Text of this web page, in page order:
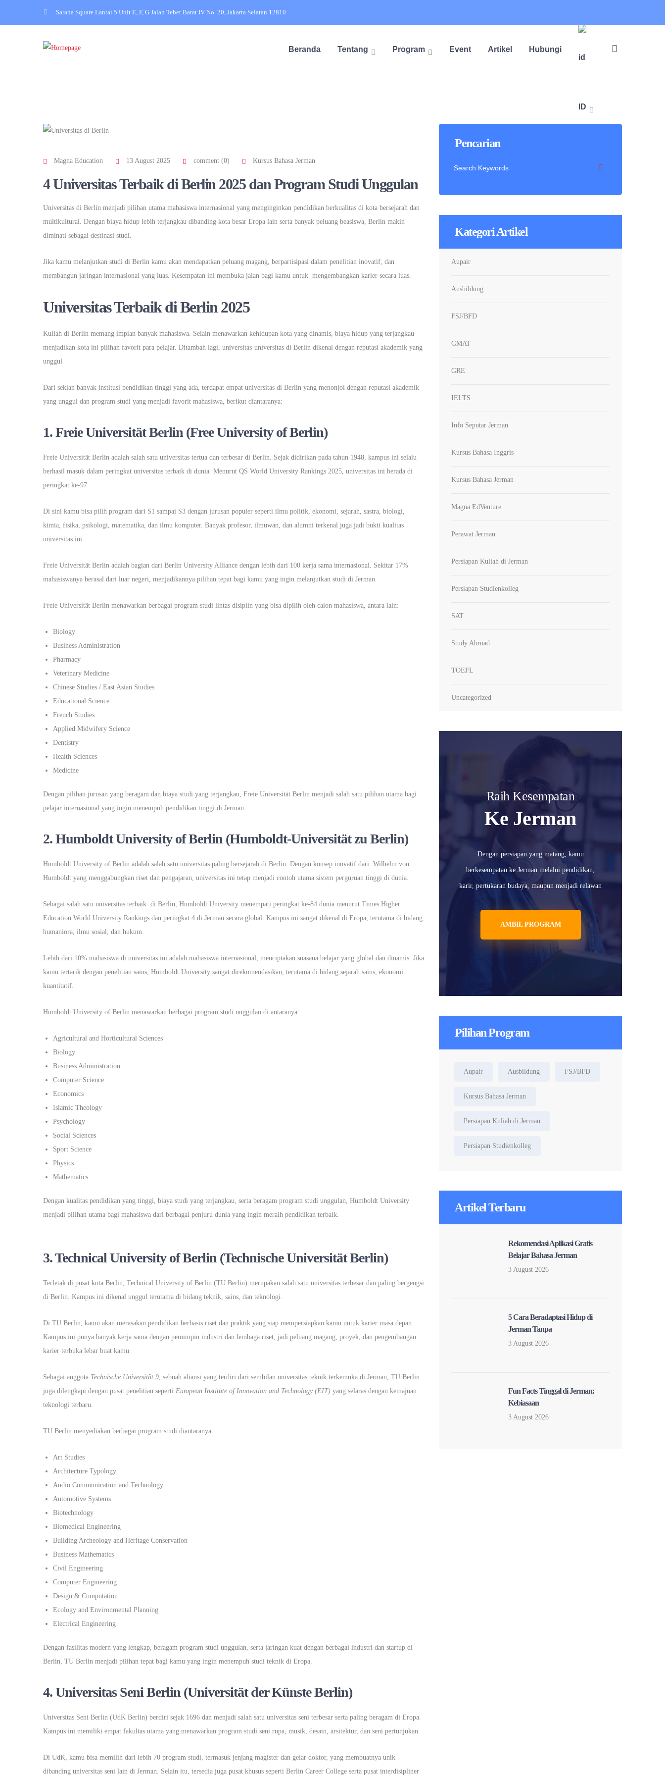
Sarana Square Lantai 5 Unit E, F, G Jalan Tebet Barat IV No. 20, Jakarta Selatan 12810
Beranda Tentang Program Event Artikel Hubungi
ID
Magna Education 13 August 2025 comment (0) Kursus Bahasa Jerman
4 Universitas Terbaik di Berlin 2025 dan Program Studi Unggulan
Universitas di Berlin menjadi pilihan utama mahasiswa internasional yang menginginkan pendidikan berkualitas di kota bersejarah dan
multikultural. Dengan biaya hidup lebih terjangkau dibanding kota besar Eropa lain serta banyak peluang beasiswa, Berlin makin
diminati sebagai destinasi studi.
Jika kamu melanjutkan studi di Berlin kamu akan mendapatkan peluang magang, berpartisipasi dalam penelitian inovatif, dan
membangun jaringan internasional yang luas. Kesempatan ini membuka jalan bagi kamu untuk mengembangkan karier secara luas.
Universitas Terbaik di Berlin 2025
Kuliah di Berlin memang impian banyak mahasiswa. Selain menawarkan kehidupan kota yang dinamis, biaya hidup yang terjangkau
menjadikan kota ini pilihan favorit para pelajar. Ditambah lagi, universitas-universitas di Berlin dikenal dengan reputasi akademik yang
unggul
Dari sekian banyak institusi pendidikan tinggi yang ada, terdapat empat universitas di Berlin yang menonjol dengan reputasi akademik
yang unggul dan program studi yang menjadi favorit mahasiswa, berikut diantaranya:
1. Freie Universität Berlin (Free University of Berlin)
Freie Universität Berlin adalah salah satu universitas tertua dan terbesar di Berlin. Sejak didirikan pada tahun 1948, kampus ini selalu
berhasil masuk dalam peringkat universitas terbaik di dunia. Menurut QS World University Rankings 2025, universitas ini berada di
peringkat ke-97.
Di sini kamu bisa pilih program dari S1 sampai S3 dengan jurusan populer seperti ilmu politik, ekonomi, sejarah, sastra, biologi,
kimia, fisika, psikologi, matematika, dan ilmu komputer. Banyak profesor, ilmuwan, dan alumni terkenal juga jadi bukti kualitas
universitas ini.
Freie Universität Berlin adalah bagian dari Berlin University Alliance dengan lebih dari 100 kerja sama internasional. Sekitar 17%
mahasiswanya berasal dari luar negeri, menjadikannya pilihan tepat bagi kamu yang ingin melanjutkan studi di Jerman.
Freie Universität Berlin menawarkan berbagai program studi lintas disiplin yang bisa dipilih oleh calon mahasiswa, antara lain:
Biology
Business Administration
Pharmacy
Veterinary Medicine
Chinese Studies / East Asian Studies
Educational Science
French Studies
Applied Midwifery Science
Dentistry
Health Sciences
Medicine
Dengan pilihan jurusan yang beragam dan biaya studi yang terjangkau, Freie Universität Berlin menjadi salah satu pilihan utama bagi
pelajar internasional yang ingin menempuh pendidikan tinggi di Jerman.
2. Humboldt University of Berlin (Humboldt-Universität zu Berlin)
Humboldt University of Berlin adalah salah satu universitas paling bersejarah di Berlin. Dengan konsep inovatif dari Wilhelm von
Humboldt yang menggabungkan riset dan pengajaran, universitas ini tetap menjadi contoh utama sistem perguruan tinggi di dunia.
Sebagai salah satu universitas terbaik di Berlin, Humboldt University menempati peringkat ke-84 dunia menurut Times Higher
Education World University Rankings dan peringkat 4 di Jerman secara global. Kampus ini sangat dikenal di Eropa, terutama di bidang
humaniora, ilmu sosial, dan hukum.
Lebih dari 10% mahasiswa di universitas ini adalah mahasiswa internasional, menciptakan suasana belajar yang global dan dinamis. Jika
kamu tertarik dengan penelitian sains, Humboldt University sangat direkomendasikan, terutama di bidang sejarah sains, ekonomi
kuantitatif.
Humboldt University of Berlin menawarkan berbagai program studi unggulan di antaranya:
Agricultural and Horticultural Sciences
Biology
Business Administration
Computer Science
Economics
Islamic Theology
Psychology
Social Sciences
Sport Science
Physics
Mathematics
Dengan kualitas pendidikan yang tinggi, biaya studi yang terjangkau, serta beragam program studi unggulan, Humboldt University
menjadi pilihan utama bagi mahasiswa dari berbagai penjuru dunia yang ingin meraih pendidikan terbaik.
3. Technical University of Berlin (Technische Universität Berlin)
Terletak di pusat kota Berlin, Technical University of Berlin (TU Berlin) merupakan salah satu universitas terbesar dan paling bergengsi
di Berlin. Kampus ini dikenal unggul terutama di bidang teknik, sains, dan teknologi.
Di TU Berlin, kamu akan merasakan pendidikan berbasis riset dan praktik yang siap mempersiapkan kamu untuk karier masa depan.
Kampus ini punya banyak kerja sama dengan pemimpin industri dan lembaga riset, jadi peluang magang, proyek, dan pengembangan
karier terbuka lebar buat kamu.
Sebagai anggota Technische Universität 9, sebuah aliansi yang terdiri dari sembilan universitas teknik terkemuka di Jerman, TU Berlin
juga dilengkapi dengan pusat penelitian seperti European Institute of Innovation and Technology (EIT) yang selaras dengan kemajuan
teknologi terbaru.
TU Berlin menyediakan berbagai program studi diantaranya:
Art Studies
Architecture Typology
Audio Communication and Technology
Automotive Systems
Biotechnology
Biomedical Engineering
Building Archeology and Heritage Conservation
Business Mathematics
Civil Engineering
Computer Engineering
Design & Computation
Ecology and Environmental Planning
Electrical Engineering
Dengan fasilitas modern yang lengkap, beragam program studi unggulan, serta jaringan kuat dengan berbagai industri dan startup di
Berlin, TU Berlin menjadi pilihan tepat bagi kamu yang ingin menempuh studi teknik di Eropa.
4. Universitas Seni Berlin (Universität der Künste Berlin)
Universitas Seni Berlin (UdK Berlin) berdiri sejak 1696 dan menjadi salah satu universitas seni terbesar serta paling beragam di Eropa.
Kampus ini memiliki empat fakultas utama yang menawarkan program studi seni rupa, musik, desain, arsitektur, dan seni pertunjukan.
Di UdK, kamu bisa memilih dari lebih 70 program studi, termasuk jenjang magister dan gelar doktor, yang membuatnya unik
dibanding universitas seni lain di Jerman. Selain itu, tersedia juga pusat khusus seperti Berlin Career College serta pusat interdisipliner
Pencarian
Kategori Artikel
Aupair
Ausbildung
FSJ/BFD
GMAT
GRE
IELTS
Info Seputar Jerman
Kursus Bahasa Inggris
Kursus Bahasa Jerman
Magna EdVenture
Perawat Jerman
Persiapan Kuliah di Jerman
Persiapan Studienkolleg
SAT
Study Abroad
TOEFL
Uncategorized
Raih Kesempatan
Ke Jerman
Dengan persiapan yang matang, kamu
berkesempatan ke Jerman melalui pendidikan,
karir, pertukaran budaya, maupun menjadi relawan
AMBIL PROGRAM
Pilihan Program
Aupair Ausbildung FSJ/BFD
Kursus Bahasa Jerman
Persiapan Kuliah di Jerman
Persiapan Studienkolleg
Artikel Terbaru
Rekomendasi Aplikasi Gratis
Belajar Bahasa Jerman
3 August 2026
5 Cara Beradaptasi Hidup di
Jerman Tanpa
3 August 2026
Fun Facts Tinggal di Jerman:
Kebiasaan
3 August 2026